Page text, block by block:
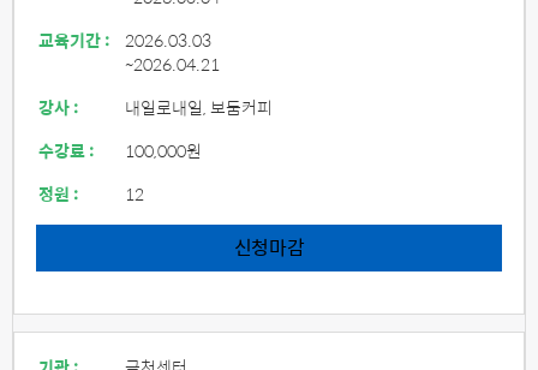
교육기간 : 2026.03.03
~2026.04.21
강사 :
내일로내일, 보둠커피
수강료 :
100,000원
정원 :
12
신청마감